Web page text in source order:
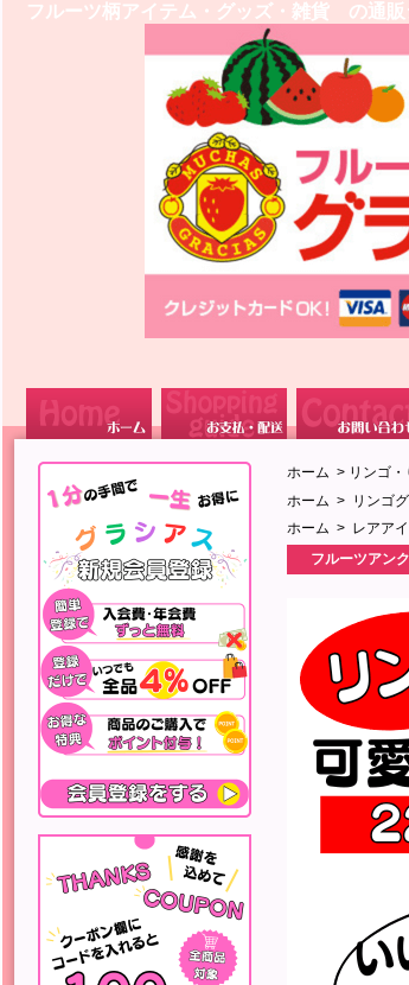
フルーツ柄アイテム・グッズ・雑貨 の通
ホーム > リンゴ
ホーム > リンゴ
ホーム > レアア
フルーツアン